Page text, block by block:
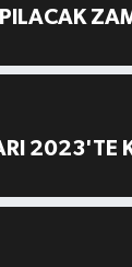
2023'TE